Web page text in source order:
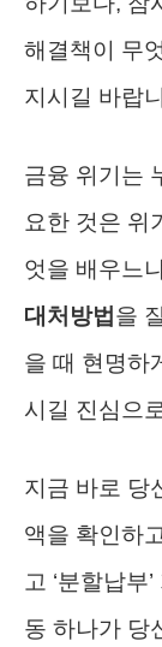
해결책이 무
지시길 바랍
금융 위기는
요한 것은 위
엇을 배우느
대처방법 을
을 때 현명하
시길 진심으
지금 바로 당
액을 확인하
고 ‘분할납부
동 하나가 당